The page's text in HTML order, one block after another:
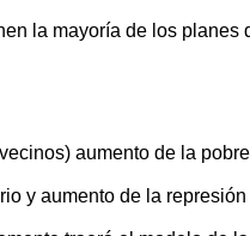
la mayoría de los planes
aumento de la
y aumento de la